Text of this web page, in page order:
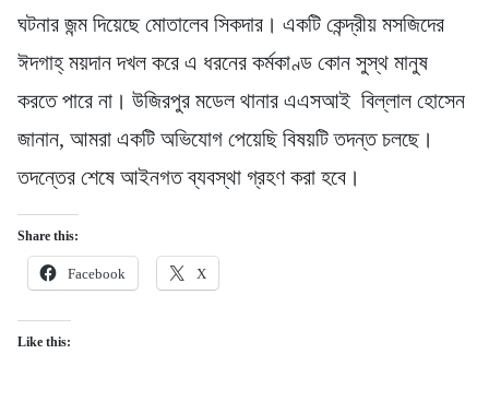
ঘটনার জন্ম দিয়েছে মোতালেব সিকদার। একটি কেন্দ্রীয় মসজিদের
ঈদগাহ্ ময়দান দখল করে এ ধরনের কর্মকাণ্ড কোন সুস্থ মানুষ
করতে পারে না। উজিরপুর মডেল থানার এএসআই বিল্লাল হোসেন
জানান, আমরা একটি অভিযোগ পেয়েছি বিষয়টি তদন্ত চলছে।
তদন্তের শেষে আইনগত ব্যবস্থা গ্রহণ করা হবে।
Share this:
Facebook X
Like this: